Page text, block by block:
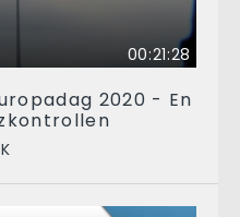
00:21:28
2020 - En